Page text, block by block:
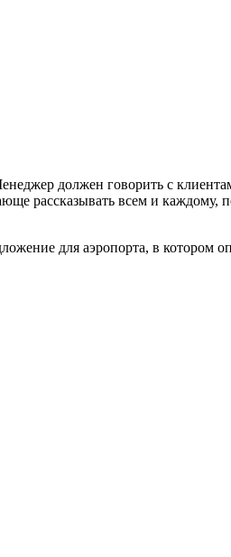
должен говорить с
рассказывать всем и каждому,
для аэропорта, в